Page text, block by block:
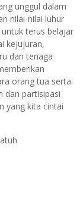
unggul dalam
nilai-nilai luhur
terus belajar
kejujuran,
dan tenaga
orang tua serta
dan partisipasi
yang kita cintai